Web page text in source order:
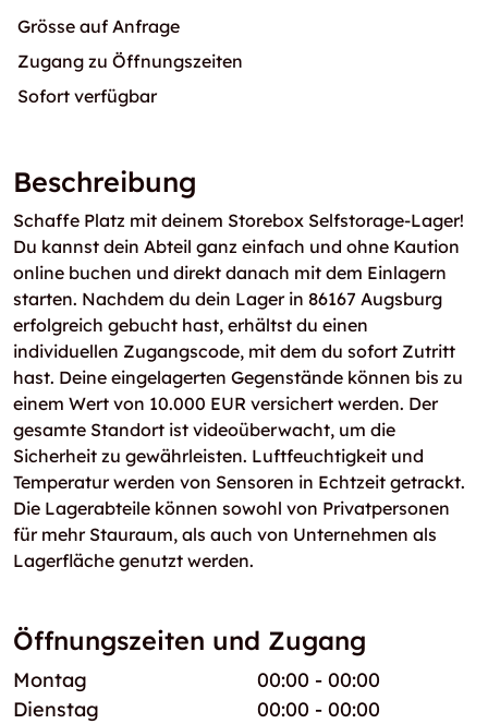
Grösse auf Anfrage
Zugang zu Öffnungszeiten
Sofort verfügbar
Beschreibung
Schaffe Platz mit deinem Storebox Selfstorage-Lager!
Du kannst dein Abteil ganz einfach und ohne Kaution
online buchen und direkt danach mit dem Einlagern
starten. Nachdem du dein Lager in 86167 Augsburg
erfolgreich gebucht hast, erhältst du einen
individuellen Zugangscode, mit dem du sofort Zutritt
hast. Deine eingelagerten Gegenstände können bis zu
einem Wert von 10.000 EUR versichert werden. Der
gesamte Standort ist videoüberwacht, um die
Sicherheit zu gewährleisten. Luftfeuchtigkeit und
Temperatur werden von Sensoren in Echtzeit getrackt.
Die Lagerabteile können sowohl von Privatpersonen
für mehr Stauraum, als auch von Unternehmen als
Lagerfläche genutzt werden.
Öffnungszeiten und Zugang
Montag
00:00 - 00:00
Dienstag
00:00 - 00:00